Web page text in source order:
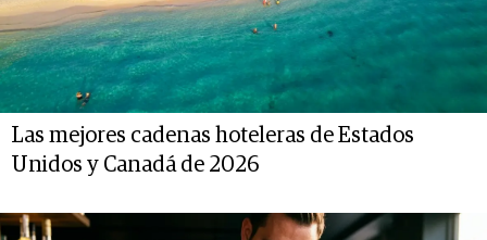
Las mejores cadenas hoteleras de Estados
Unidos y Canadá de 2026